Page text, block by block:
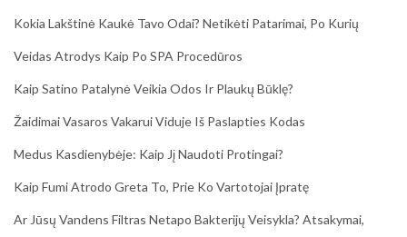
Kokia Lakštinė Kaukė Tavo Odai? Netikėti Patarimai, Po Kurių
Veidas Atrodys Kaip Po SPA Procedūros
Kaip Satino Patalynė Veikia Odos Ir Plaukų Būklę?
Žaidimai Vasaros Vakarui Viduje Iš Paslapties Kodas
Medus Kasdienybėje: Kaip Jį Naudoti Protingai?
Kaip Fumi Atrodo Greta To, Prie Ko Vartotojai Įpratę
Ar Jūsų Vandens Filtras Netapo Bakterijų Veisykla? Atsakymai,